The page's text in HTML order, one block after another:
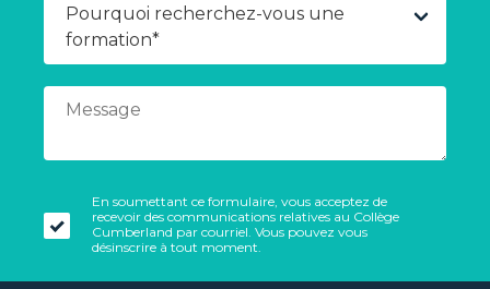
En soumettant ce formulaire, vous acceptez de
recevoir des communications relatives au Collège
Cumberland par courriel. Vous pouvez vous
désinscrire à tout moment.